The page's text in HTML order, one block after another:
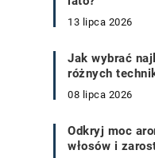
13 lipca 2026
Jak wybrać
różnych
08 lipca 2026
Odkryj moc
włosów i